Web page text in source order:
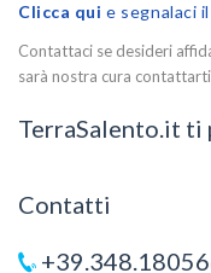
Clicca qui e segnalaci
Contattaci se desideri
sarà nostra cura
TerraSalento.it ti
Contatti